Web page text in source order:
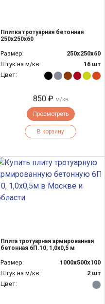
Плитка тротуарная бетонная
250х250х60
Размер:
250х250х60
Штук на м/кв:
16 шт
Цвет:
850 ₽ м/кв
Просмотреть
В корзину
Плита тротуарная армированная
бетонная 6П.10, 1,0х0,5 м
Размер:
1000х500х100
Штук на м/кв:
2 шт
Цвет: